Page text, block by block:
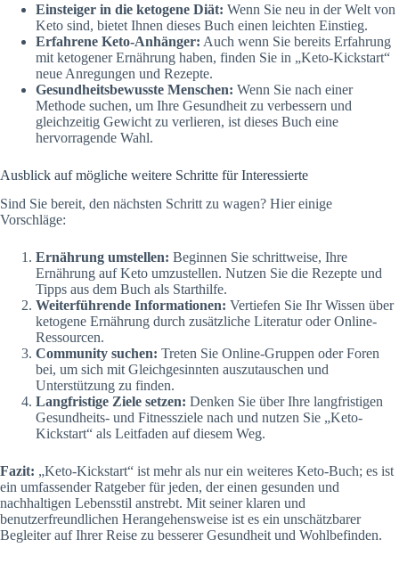
Einsteiger in die ketogene Diät: Wenn Sie neu in der Welt von
Keto sind, bietet Ihnen dieses Buch einen leichten Einstieg.
Erfahrene Keto-Anhänger: Auch wenn Sie bereits Erfahrung
mit ketogener Ernährung haben, finden Sie in „Keto-Kickstart“
neue Anregungen und Rezepte.
Gesundheitsbewusste Menschen: Wenn Sie nach einer
Methode suchen, um Ihre Gesundheit zu verbessern und
gleichzeitig Gewicht zu verlieren, ist dieses Buch eine
hervorragende Wahl.
Ausblick auf mögliche weitere Schritte für Interessierte
Sind Sie bereit, den nächsten Schritt zu wagen? Hier einige
Vorschläge:
Ernährung umstellen: Beginnen Sie schrittweise, Ihre
Ernährung auf Keto umzustellen. Nutzen Sie die Rezepte und
Tipps aus dem Buch als Starthilfe.
Weiterführende Informationen: Vertiefen Sie Ihr Wissen über
ketogene Ernährung durch zusätzliche Literatur oder Online-
Ressourcen.
Community suchen: Treten Sie Online-Gruppen oder Foren
bei, um sich mit Gleichgesinnten auszutauschen und
Unterstützung zu finden.
Langfristige Ziele setzen: Denken Sie über Ihre langfristigen
Gesundheits- und Fitnessziele nach und nutzen Sie „Keto-
Kickstart“ als Leitfaden auf diesem Weg.
Fazit: „Keto-Kickstart“ ist mehr als nur ein weiteres Keto-Buch; es ist
ein umfassender Ratgeber für jeden, der einen gesunden und
nachhaltigen Lebensstil anstrebt. Mit seiner klaren und
benutzerfreundlichen Herangehensweise ist es ein unschätzbarer
Begleiter auf Ihrer Reise zu besserer Gesundheit und Wohlbefinden.